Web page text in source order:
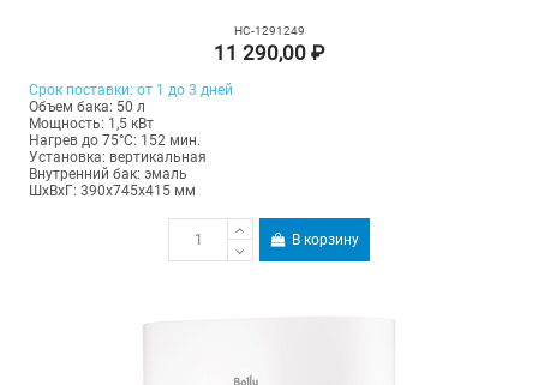
НС-1291249
11 290,00 ₽
Срок поставки: от 1 до 3 дней
Объем бака: 50 л
Мощность: 1,5 кВт
Нагрев до 75°С: 152 мин.
Установка: вертикальная
Внутренний бак: эмаль
ШхВхГ: 390х745х415 мм
В корзину